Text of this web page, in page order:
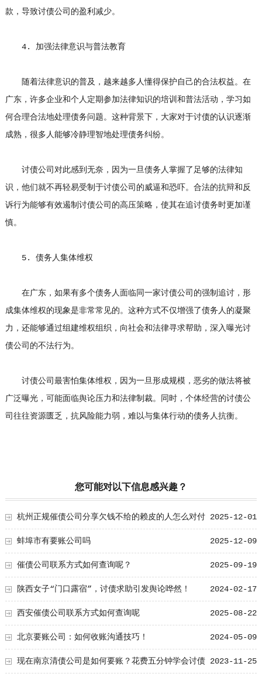
款，导致讨债公司的盈利减少。
4. 加强法律意识与普法教育
随着法律意识的普及，越来越多人懂得保护自己的合法权益。在
广东，许多企业和个人定期参加法律知识的培训和普法活动，学习如
何合理合法地处理债务问题。这种背景下，大家对于讨债的认识逐渐
成熟，很多人能够冷静理智地处理债务纠纷。
讨债公司对此感到无奈，因为一旦债务人掌握了足够的法律知
识，他们就不再轻易受制于讨债公司的威逼和恐吓。合法的抗辩和反
诉行为能够有效遏制讨债公司的高压策略，使其在追讨债务时更加谨
慎。
5. 债务人集体维权
在广东，如果有多个债务人面临同一家讨债公司的强制追讨，形
成集体维权的现象是非常常见的。这种方式不仅增强了债务人的凝聚
力，还能够通过组建维权组织，向社会和法律寻求帮助，深入曝光讨
债公司的不法行为。
讨债公司最害怕集体维权，因为一旦形成规模，恶劣的做法将被
广泛曝光，可能面临舆论压力和法律制裁。同时，个体经营的讨债公
司往往资源匮乏，抗风险能力弱，难以与集体行动的债务人抗衡。
您可能对以下信息感兴趣？
2025-12-01
杭州正规催债公司分享欠钱不给的赖皮的人怎么对付
2025-12-09
蚌埠市有要账公司吗
2025-09-19
催债公司联系方式如何查询呢？
2024-02-17
陕西女子“门口露宿”，讨债求助引发舆论哗然！
2025-08-22
西安催债公司联系方式如何查询呢
2024-05-09
北京要账公司：如何收账沟通技巧！
2023-11-25
现在南京清债公司是如何要账？花费五分钟学会讨债